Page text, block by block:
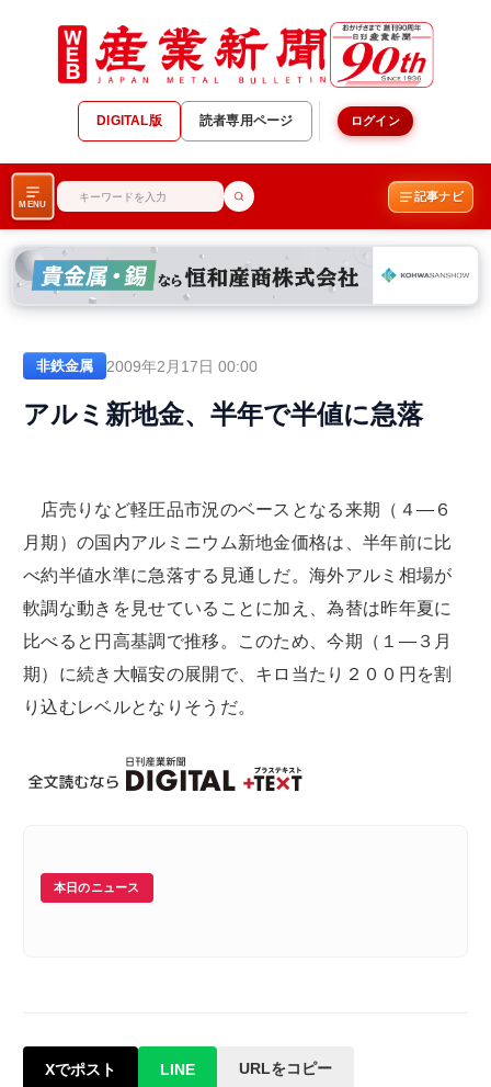
DIGITAL版 読者専用ページ ログイン
MENU
記事ナビ
非鉄金属 2009年2月17日 00:00
アルミ新地金、半年で半値に急落
店売りなど軽圧品市況のベースとなる来期（４―６
月期）の国内アルミニウム新地金価格は、半年前に比
べ約半値水準に急落する見通しだ。海外アルミ相場が
軟調な動きを見せていることに加え、為替は昨年夏に
比べると円高基調で推移。このため、今期（１―３月
期）に続き大幅安の展開で、キロ当たり２００円を割
り込むレベルとなりそうだ。
本日のニュース
Xでポスト LINE URLをコピー